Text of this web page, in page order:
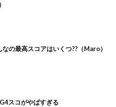
なの最高スコアはいくつ??（Maro）
スコがやばすぎる